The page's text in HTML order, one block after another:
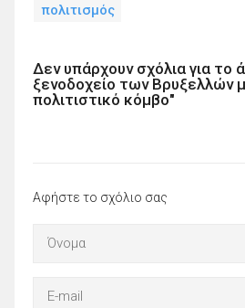
πολιτισμός
Δεν υπάρχουν σχόλια για το
ξενοδοχείο των Βρυξελλών
πολιτιστικό κόμβο"
Αφήστε το σχόλιο σας